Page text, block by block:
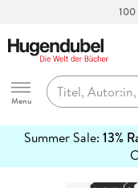
100
Hugendubel
Menu
Summer Sale: 13%
erfahren